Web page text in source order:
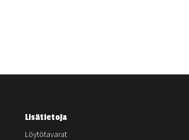
Lisätietoja
Löytötavarat